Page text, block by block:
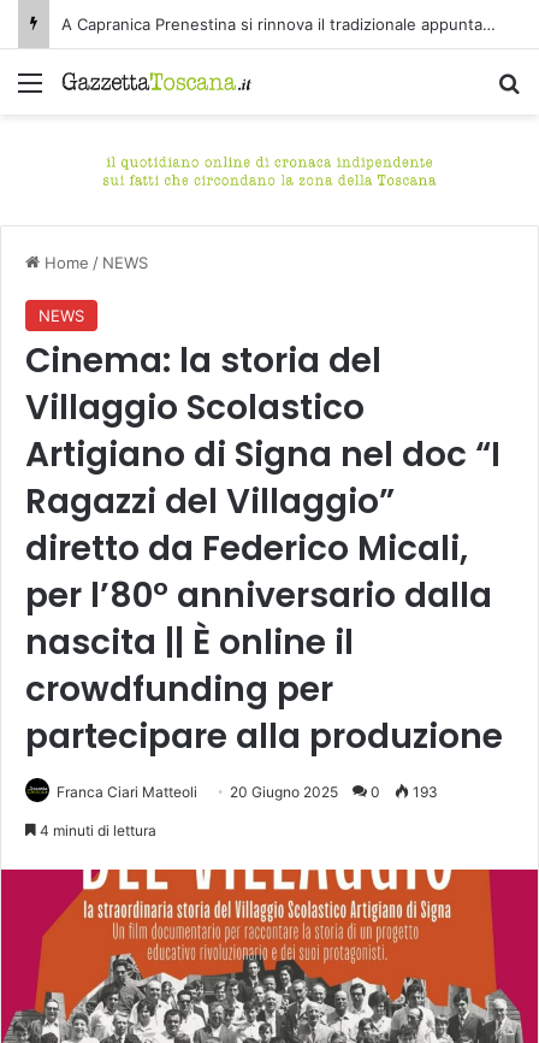
A Capranica Prenestina si rinnova il tradizionale appuntamento con il Concerto di Ferragosto presso il Tempio della Maddalena.
Menu
Home / NEWS
NEWS
Cinema: la storia del
Villaggio Scolastico
Artigiano di Signa nel doc “I
Ragazzi del Villaggio”
diretto da Federico Micali,
per l’80° anniversario dalla
nascita || È online il
crowdfunding per
partecipare alla produzione
Franca Ciari Matteoli 20 Giugno 2025 0 193
4 minuti di lettura